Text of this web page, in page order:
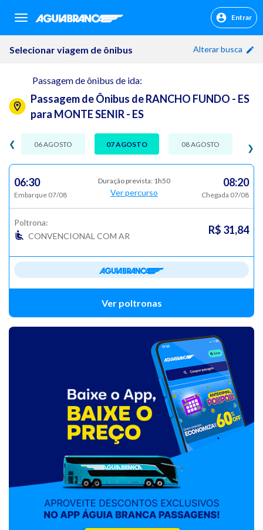
sr.header.toggle.navigation Entrar
Selecionar viagem de ônibus Alterar busca
Passagem de ônibus de ida:
Passagem de Ônibus de RANCHO FUNDO - ES
para MONTE SENIR - ES
❯
❮ 06 AGOSTO 07 AGOSTO 08 AGOSTO
06:30
Embarque 07/08
Duração prevista: 1h50
Ver percurso
08:20
Chegada 07/08
Poltrona:
CONVENCIONAL COM AR
R$ 31,84
Ver poltronas